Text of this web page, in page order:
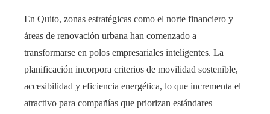
En Quito, zonas estratégicas como el norte financiero y
áreas de renovación urbana han comenzado a
transformarse en polos empresariales inteligentes. La
planificación incorpora criterios de movilidad sostenible,
accesibilidad y eficiencia energética, lo que incrementa el
atractivo para compañías que priorizan estándares